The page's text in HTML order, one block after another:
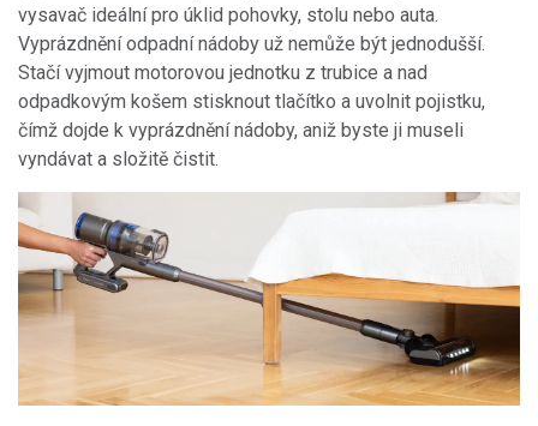
vysavač ideální pro úklid pohovky, stolu nebo auta.
Vyprázdnění odpadní nádoby už nemůže být jednodušší.
Stačí vyjmout motorovou jednotku z trubice a nad
odpadkovým košem stisknout tlačítko a uvolnit pojistku,
čímž dojde k vyprázdnění nádoby, aniž byste ji museli
vyndávat a složitě čistit.